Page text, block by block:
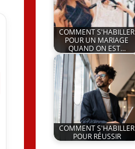
29 May 2021
COMMENT S'HABILLER
POUR UN MARIAGE
QUAND ON EST…
by
JeunInfo.J.l.
COMMENT S'HABILLER
POUR RÉUSSIR